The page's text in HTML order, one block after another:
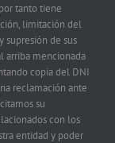
tanto tiene
limitación del
supresión de sus
arriba mencionada
copia del DNI
reclamación ante
su
con los
entidad y poder